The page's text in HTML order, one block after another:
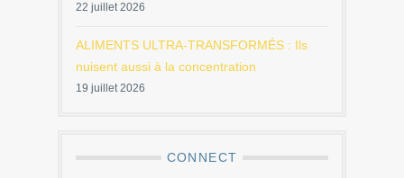
22 juillet 2026
ALIMENTS ULTRA-TRANSFORMÉS : Ils
nuisent aussi à la concentration
19 juillet 2026
CONNECT